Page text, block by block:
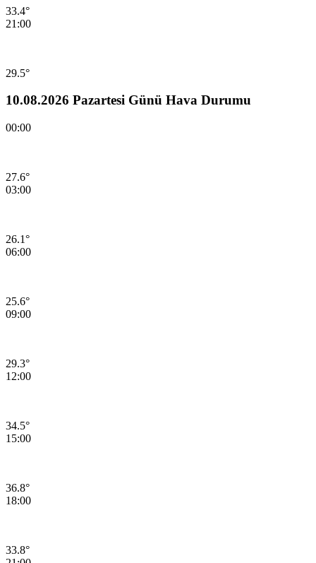
33.4°
21:00
29.5°
10.08.2026 Pazartesi Günü Hava Durumu
00:00
27.6°
03:00
26.1°
06:00
25.6°
09:00
29.3°
12:00
34.5°
15:00
36.8°
18:00
33.8°